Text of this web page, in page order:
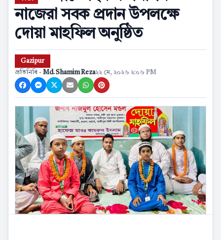
নাজেরা সবক প্রদান উপলক্ষে
দোয়া মাহফিল অনুষ্ঠিত
Gazipur
প্রতিনিধি - Md. Shamim Reza২২ মে, ২০২৬ ২:০৬ PM